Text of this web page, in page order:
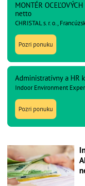
MONTÉR
netto
CHRISTAL s. r. o.,
Pozri ponuku
Administratívny a HR
Indoor Environment
Pozri ponuku